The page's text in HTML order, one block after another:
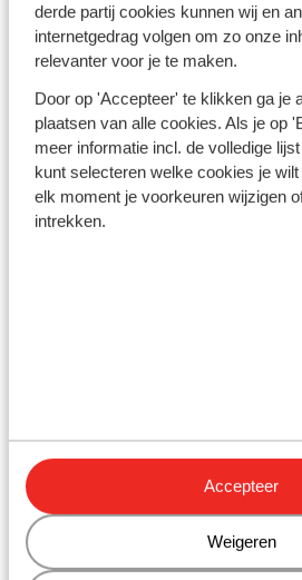
derde partij cookies kunnen wij en
internetgedrag volgen om zo onze
relevanter voor je te maken.
Door op 'Accepteer' te klikken ga je
plaatsen van alle cookies. Als je op
meer informatie incl. de volledige
kunt selecteren welke cookies je
elk moment je voorkeuren wijzigen
intrekken.
Accepteer
Weigeren
Winterzon
vanaf
Bekijk deals
Bekijk onze unieke